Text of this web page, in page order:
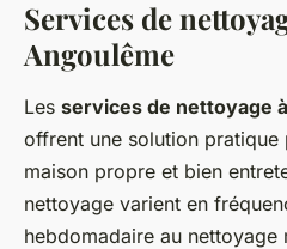
Services de
Angoulême
Les services de nettoyage
offrent une solution pratique
maison propre et bien
nettoyage varient en
hebdomadaire au nettoyage